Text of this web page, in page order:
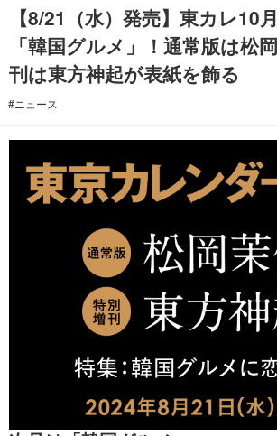
【8/21（水）発売】東カレ10
「韓国グルメ」！通常版は松
刊は東方神起が表紙を飾る
#ニュース